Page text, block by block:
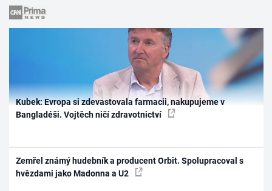
Kubek: Evropa si zdevastovala farmacii, nakupujeme v
Bangladéši. Vojtěch ničí zdravotnictví
Zemřel známý hudebník a producent Orbit. Spolupracoval s
hvězdami jako Madonna a U2